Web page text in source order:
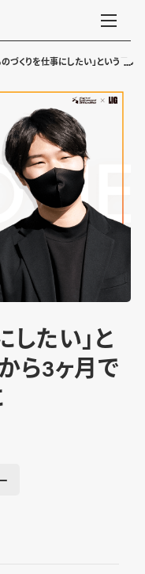
のづくりを仕事にしたい」という思い
したい」と
ら3ヶ月で